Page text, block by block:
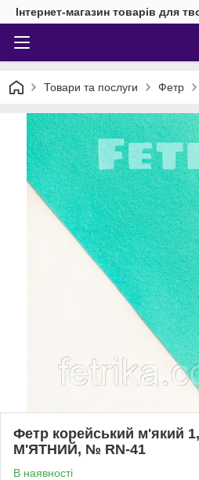
Інтернет-магазин товарів для
Товари та послуги Фетр
Фетр корейський м'який
М'ЯТНИЙ, № RN-41
В наявності